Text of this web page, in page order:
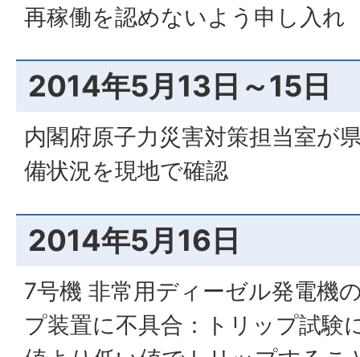
再稼働を認めないよう申し入れ
2014年5月13日～15日
内閣府原子力災害対策担当室が
備状況を現地で確認
2014年5月16日
7号機 非常用ディーゼル発電機
プ装置に不具合：トリップ試験